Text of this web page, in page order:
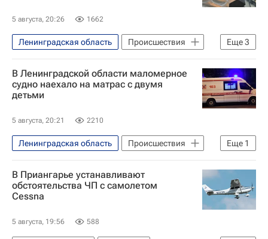
5 августа, 20:26 1662
Еще3
Ленинградская область
Происшествия
Санкт-Петербург
Ломоносов
Следственный комитет России (СК РФ)
В Ленинградской области маломерное
судно наехало на матрас с двумя
детьми
5 августа, 20:21 2210
Еще 1
Ленинградская область
Происшествия
Северо-Западная транспортная прокуратура
В Приангарье устанавливают
обстоятельства ЧП с самолетом
Cessna
5 августа, 19:56 588